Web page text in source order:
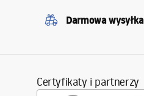
Darmowa wysyłka
Certyfikaty i partnerzy